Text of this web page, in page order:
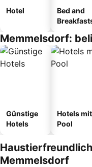
Hotel
Bed and
Memmelsdorf:
Günstige
Hotels
Hotels mit
Pool
Memmelsdorf